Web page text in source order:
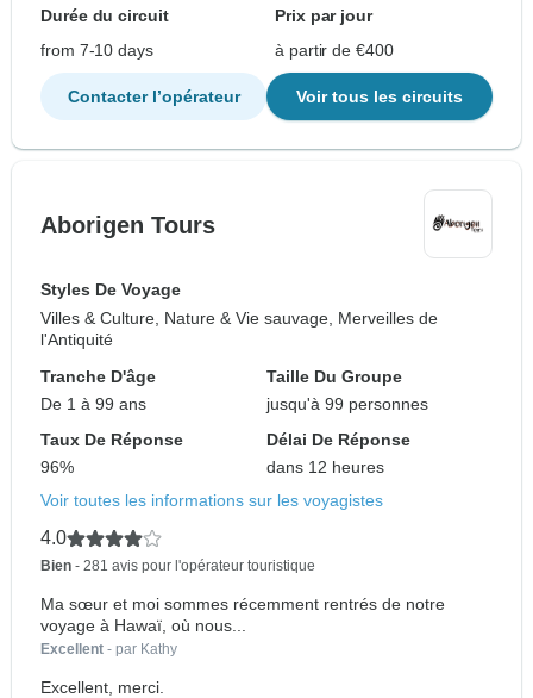
Durée du circuit
Prix par jour
from 7-10 days
à partir de €400
Contacter l’opérateur Voir tous les circuits
Aborigen Tours
Styles De Voyage
Villes & Culture, Nature & Vie sauvage, Merveilles de
l'Antiquité
Tranche D'âge
De 1 à 99 ans
Taille Du Groupe
jusqu'à 99 personnes
Taux De Réponse
96%
Délai De Réponse
dans 12 heures
Voir toutes les informations sur les voyagistes
4.0
Bien - 281 avis pour l'opérateur touristique
Ma sœur et moi sommes récemment rentrés de notre
voyage à Hawaï, où nous...
Excellent - par Kathy
Excellent, merci.